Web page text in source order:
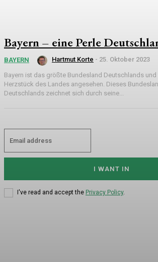
Bayern – eine Perle
BAYERN Hartmut Korte - 25. Oktober 2023
Bayern ist das größte Bundesland Deutschlands
Herzstück des Landes angesehen. Dieses
Deutschlands zeichnet sich durch seine...
I WANT IN
I've read and accept the Privacy Policy.